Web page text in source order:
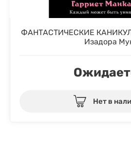
ФАНТАСТИЧЕСКИЕ
Изадора
Нет в